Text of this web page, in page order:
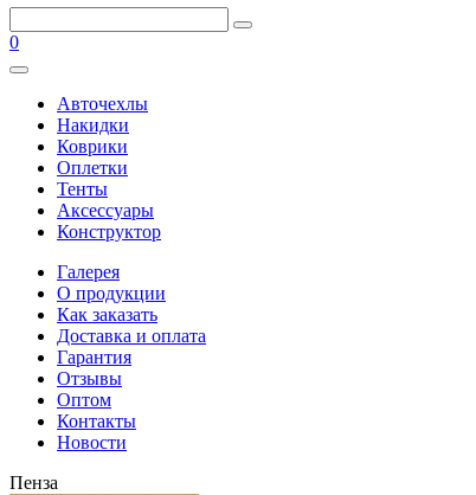
0
Авточехлы
Накидки
Коврики
Оплетки
Тенты
Аксессуары
Конструктор
Галерея
О продукции
Как заказать
Доставка и оплата
Гарантия
Отзывы
Оптом
Контакты
Новости
Пенза